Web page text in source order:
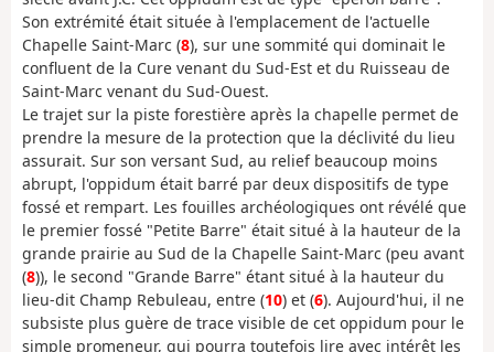
Son extrémité était située à l'emplacement de l'actuelle
Chapelle Saint-Marc (8), sur une sommité qui dominait le
confluent de la Cure venant du Sud-Est et du Ruisseau de
Saint-Marc venant du Sud-Ouest.
Le trajet sur la piste forestière après la chapelle permet de
prendre la mesure de la protection que la déclivité du lieu
assurait. Sur son versant Sud, au relief beaucoup moins
abrupt, l'oppidum était barré par deux dispositifs de type
fossé et rempart. Les fouilles archéologiques ont révélé que
le premier fossé "Petite Barre" était situé à la hauteur de la
grande prairie au Sud de la Chapelle Saint-Marc (peu avant
(8)), le second "Grande Barre" étant situé à la hauteur du
lieu-dit Champ Rebuleau, entre (10) et (6). Aujourd'hui, il ne
subsiste plus guère de trace visible de cet oppidum pour le
simple promeneur, qui pourra toutefois lire avec intérêt les